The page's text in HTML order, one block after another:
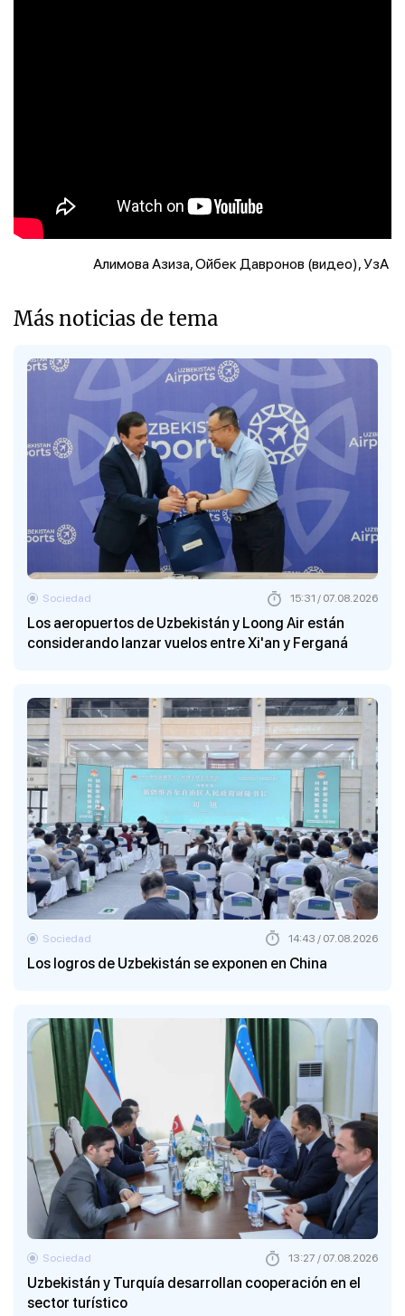
Алимова Азиза, Ойбек Давронов (видео), УзА
Más noticias de tema
Los aeropuertos de Uzbekistán y Loong Air están
considerando lanzar vuelos entre Xi'an y Ferganá
Sociedad 15:31 / 07.08.2026
Los logros de Uzbekistán se exponen en China
Sociedad 14:43 / 07.08.2026
Uzbekistán y Turquía desarrollan cooperación en el
sector turístico
Sociedad 13:27 / 07.08.2026